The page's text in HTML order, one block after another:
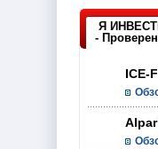
Я
-
ICE-